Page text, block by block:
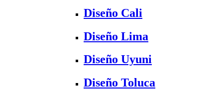
Diseño Cali
Diseño Lima
Diseño Uyuni
Diseño Toluca